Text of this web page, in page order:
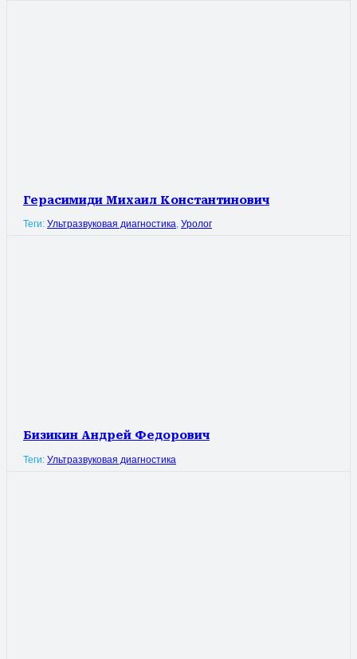
Герасимиди Михаил Константинович
Теги: Ультразвуковая диагностика, Уролог
Бизикин Андрей Федорович
Теги: Ультразвуковая диагностика